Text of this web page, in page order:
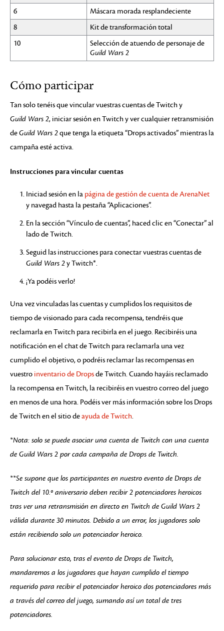
6
Máscara morada resplandeciente
8
Kit de transformación total
10
Selección de atuendo de personaje de
Guild Wars 2
Cómo participar
Tan solo tenéis que vincular vuestras cuentas de Twitch y
Guild Wars 2, iniciar sesión en Twitch y ver cualquier retransmisión
deGuild Wars 2que tenga la etiqueta “Drops activados” mientras la
campaña esté activa.
Instrucciones para vincular cuentas
Iniciad sesión en la página de gestión de cuenta de ArenaNet
y navegad hasta la pestaña “Aplicaciones”.
En la sección “Vínculo de cuentas”, haced clic en “Conectar” al
lado de Twitch.
Seguid las instrucciones para conectar vuestras cuentas de
Guild Wars 2y Twitch*.
¡Ya podéis verlo!
Una vez vinculadas las cuentas y cumplidos los requisitos de
tiempo de visionado para cada recompensa, tendréis que
reclamarla en Twitch para recibirla en el juego. Recibiréis una
notificación en el chat de Twitch para reclamarla una vez
cumplido el objetivo, o podréis reclamar las recompensas en
vuestro inventario de Dropsde Twitch. Cuando hayáis reclamado
la recompensa en Twitch, la recibiréis en vuestro correo del juego
en menos de una hora. Podéis ver más información sobre los Drops
de Twitch en el sitio deayuda de Twitch.
*Nota: solo se puede asociar una cuenta de Twitch con una cuenta
de Guild Wars 2 por cada campaña de Drops de Twitch.
**Se supone que los participantes en nuestro evento de Drops de
Twitch del 10.º aniversario deben recibir 2 potenciadores heroicos
tras ver una retransmisión en directo en Twitch de Guild Wars 2
válida durante 30 minutos. Debido a un error, los jugadores solo
están recibiendo solo un potenciador heroico.
Para solucionar esto, tras el evento de Drops de Twitch,
mandaremos a los jugadores que hayan cumplido el tiempo
requerido para recibir el potenciador heroico dos potenciadores más
a través del correo del juego, sumando así un total de tres
potenciadores.